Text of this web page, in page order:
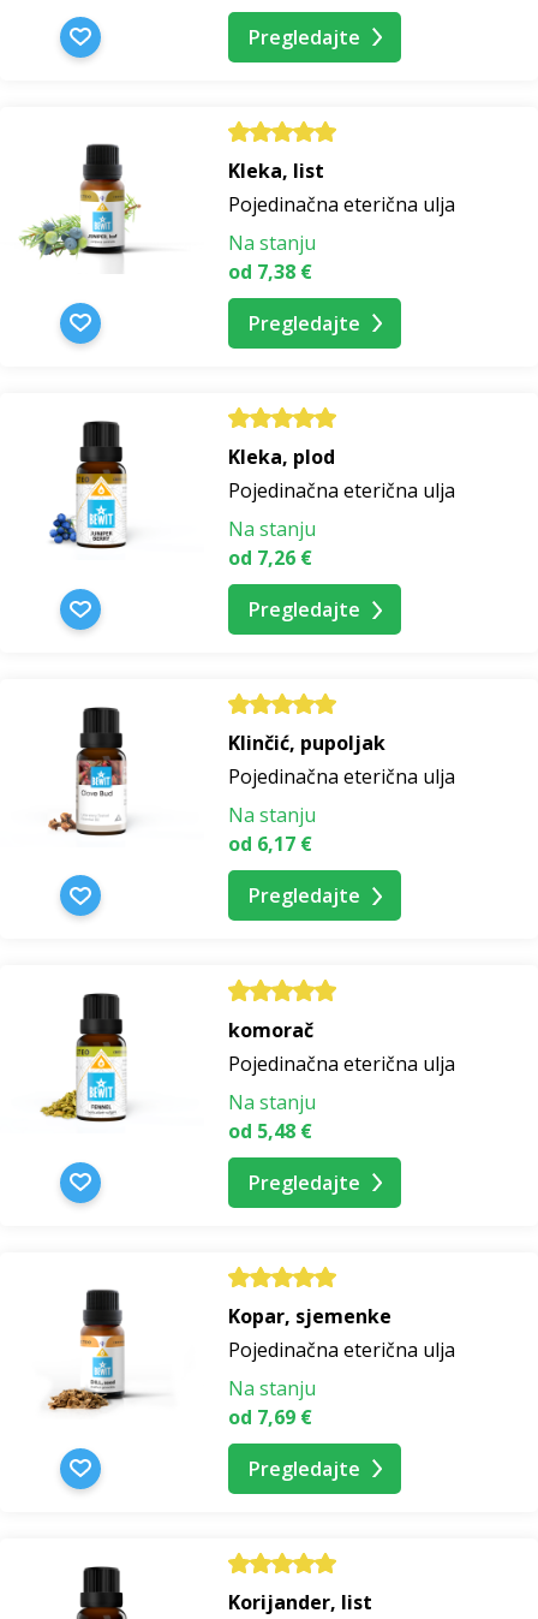
Pregledajte
Kleka, list
Pojedinačna eterična ulja
Na stanju
od 7,38 €
Pregledajte
Kleka, plod
Pojedinačna eterična ulja
Na stanju
od 7,26 €
Pregledajte
Klinčić, pupoljak
Pojedinačna eterična ulja
Na stanju
od 6,17 €
Pregledajte
komorač
Pojedinačna eterična ulja
Na stanju
od 5,48 €
Pregledajte
Kopar, sjemenke
Pojedinačna eterična ulja
Na stanju
od 7,69 €
Pregledajte
Korijander, list